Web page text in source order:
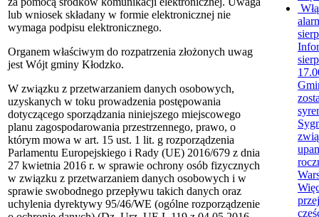
lub wniosek składany w formie elektronicznej nie
wymaga podpisu elektronicznego.
Organem właściwym do rozpatrzenia złożonych uwag
jest Wójt gminy Kłodzko.
W związku z przetwarzaniem danych osobowych,
uzyskanych w toku prowadzenia postępowania
dotyczącego sporządzania niniejszego miejscowego
planu zagospodarowania przestrzennego, prawo, o
którym mowa w art. 15 ust. 1 lit. g rozporządzenia
Parlamentu Europejskiego i Rady (UE) 2016/679 z dnia
27 kwietnia 2016 r. w sprawie ochrony osób fizycznych
w związku z przetwarzaniem danych osobowych i w
sprawie swobodnego przepływu takich danych oraz
uchylenia dyrektywy 95/46/WE (ogólne rozporządzenie